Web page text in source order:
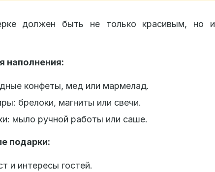
должен быть не только красивым, но и
наполнения:
конфеты, мед или мармелад.
брелоки, магниты или свечи.
мыло ручной работы или саше.
подарки:
и интересы гостей.